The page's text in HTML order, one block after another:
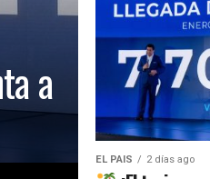
a
EL PAIS 2 días ago